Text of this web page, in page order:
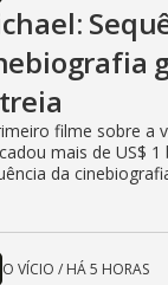
filme sobre a
mais de US$
da
O VÍCIO / HÁ 5 HORAS